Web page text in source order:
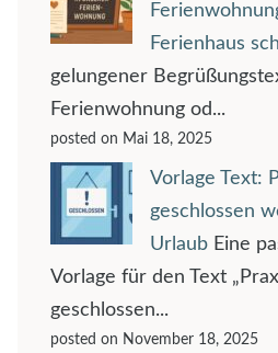
Ferienhaus
gelungener
Ferienwohnung od...
posted on Mai 18, 2025
Vorlage Text:
geschlossen
Urlaub Eine
Vorlage für den Text
geschlossen...
posted on November 18, 2025